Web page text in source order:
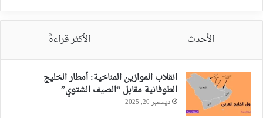
الأحدث الأكثر قراءةً
انقلاب الموازين المناخية: أمطار الخليج
الطوفانية مقابل “الصيف الشتوي”
ديسمبر 20, 2025